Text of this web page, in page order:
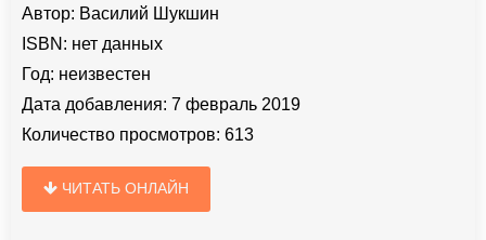
Автор: Василий Шукшин
ISBN: нет данных
Год: неизвестен
Дата добавления: 7 февраль 2019
Количество просмотров: 613
ЧИТАТЬ ОНЛАЙН